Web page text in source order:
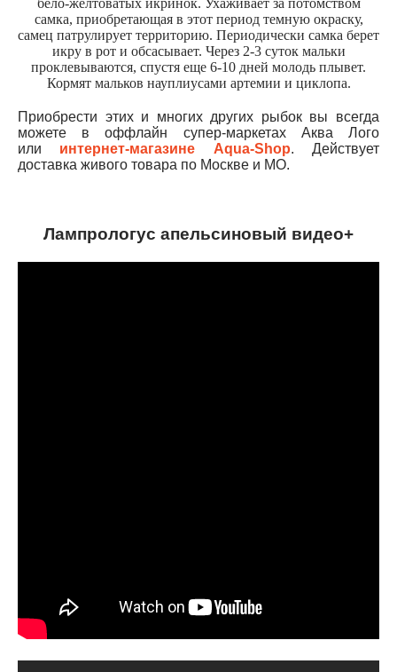
самка, приобретающая в этот период темную окраску,
самец патрулирует территорию. Периодически самка берет
икру в рот и обсасывает. Через 2-3 суток мальки
проклевываются, спустя еще 6-10 дней молодь плывет.
Кормят мальков науплиусами артемии и циклопа.
Приобрести этих и многих других рыбок вы всегда
можете в оффлайн супер-маркетах Аква Лого
или интернет-магазине Aqua-Shop. Действует
доставка живого товара по Москве и МО.
Лампрологус апельсиновый видео+